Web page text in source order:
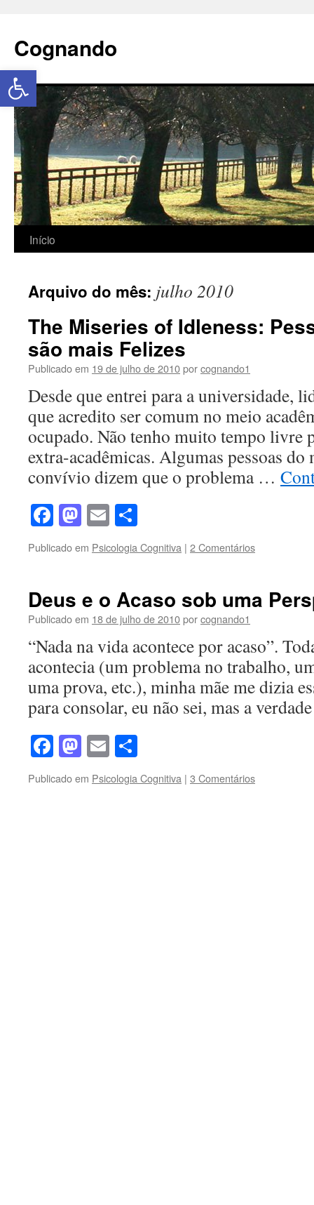
Abrir a barra de ferramentas
Cognando
Início
Arquivo do mês: julho 2010
The Miseries of Idleness:
são mais Felizes
Publicado em 19 de julho de 2010porcognando1
Desde que entrei para a universidade,
que acredito ser comum no meio
ocupado. Não tenho muito tempo livre
extra-acadêmicas. Algumas pessoas
convívio dizem que o problema …
Facebook
Mastodon
Email
Publicado em Psicologia Cognitiva | 2 Comentários
Deus e o Acaso sob uma
Publicado em 18 de julho de 2010porcognando1
“Nada na vida acontece por acaso”.
acontecia (um problema no trabalho,
uma prova, etc.), minha mãe me dizia
para consolar, eu não sei, mas a
Facebook
Mastodon
Email
Publicado em Psicologia Cognitiva | 3 Comentários